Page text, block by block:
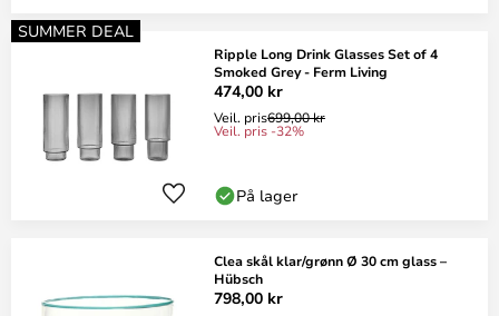
SUMMER DEAL
Ripple Long Drink Glasses Set of 4
Smoked Grey - Ferm Living
474,00 kr
Veil. pris699,00 kr
Veil. pris -32%
På lager
Clea skål klar/grønn Ø 30 cm glass –
Hübsch
798,00 kr